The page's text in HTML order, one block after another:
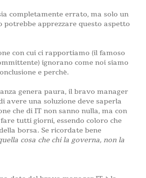
completamente errato, ma solo un
apprezzare questo aspetto
con cui ci rapportiamo (il famoso
ignorano come noi siamo
e perchè.
genera paura, il bravo manager
avere una soluzione deve saperla
che di IT non sanno nulla, ma con
tutti giorni, essendo coloro che
borsa. Se ricordate bene
cosa che chi la governa, non la